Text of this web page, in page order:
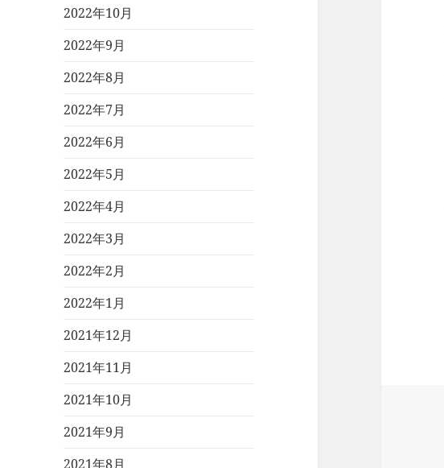
2022年10月
2022年9月
2022年8月
2022年7月
2022年6月
2022年5月
2022年4月
2022年3月
2022年2月
2022年1月
2021年12月
2021年11月
2021年10月
2021年9月
2021年8月